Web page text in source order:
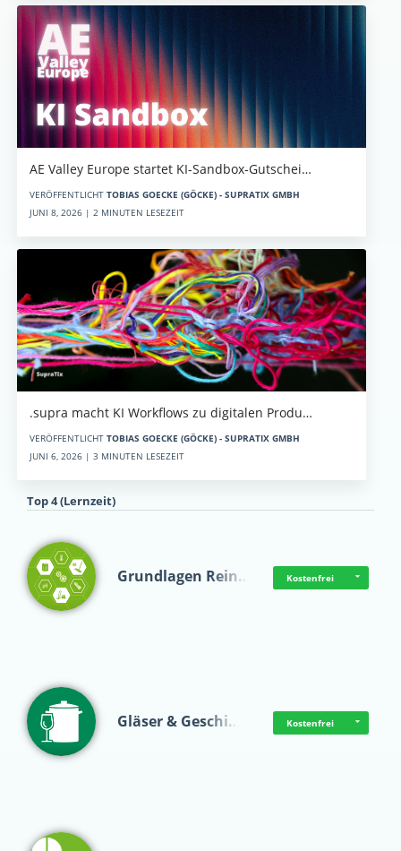
AE Valley Europe startet KI-Sandbox-Gutschei…
VERÖFFENTLICHT TOBIAS GOECKE (GÖCKE) - SUPRATIX GMBH
JUNI 8, 2026 | 2 MINUTEN LESEZEIT
.supra macht KI Workflows zu digitalen Produ…
VERÖFFENTLICHT TOBIAS GOECKE (GÖCKE) - SUPRATIX GMBH
JUNI 6, 2026 | 3 MINUTEN LESEZEIT
Top 4 (Lernzeit)
Grundlagen Rein… Kostenfrei
Gläser & Geschi… Kostenfrei